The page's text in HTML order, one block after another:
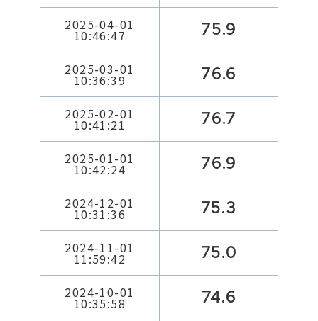
2025-04-01
10:46:47 75.9
2025-03-01
10:36:39 76.6
2025-02-01
10:41:21 76.7
2025-01-01
10:42:24 76.9
2024-12-01
10:31:36 75.3
2024-11-01
11:59:42 75.0
2024-10-01
10:35:58 74.6